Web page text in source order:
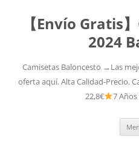
【Envío Gratis
2024
Camisetas Baloncesto →Las
oferta aquí. Alta Calidad-Precio.
22,8€
7